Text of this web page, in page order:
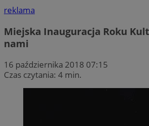
reklama
Miejska Inauguracja Roku
nami
16 października 2018 07:15
Czas czytania: 4 min.